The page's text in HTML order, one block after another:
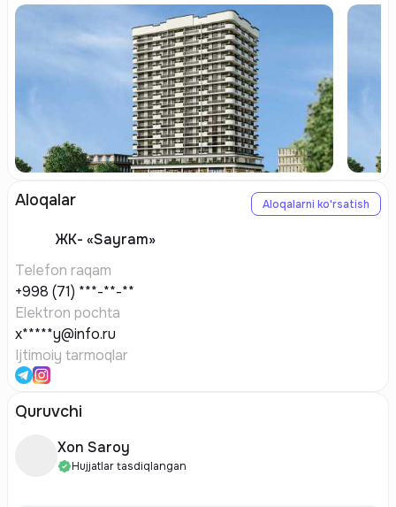
Aloqalar Aloqalarni ko'rsatish
ЖК- «Sayram»
Telefon raqam
+998 (71) ***-**-**
Elektron pochta
x*****y@info.ru
Ijtimoiy tarmoqlar
Quruvchi
Xon Saroy
Hujjatlar tasdiqlangan